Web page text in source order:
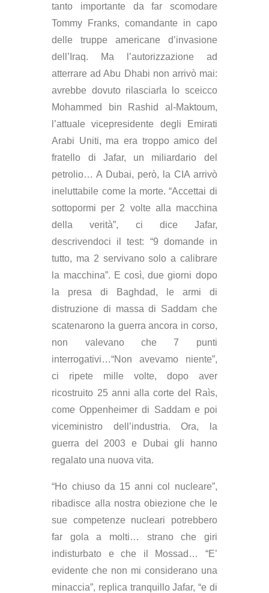
tanto importante da far scomodare
Tommy Franks, comandante in capo
delle truppe americane d’invasione
dell’Iraq. Ma l’autorizzazione ad
atterrare ad Abu Dhabi non arrivò mai:
avrebbe dovuto rilasciarla lo sceicco
Mohammed bin Rashid al-Maktoum,
l’attuale vicepresidente degli Emirati
Arabi Uniti, ma era troppo amico del
fratello di Jafar, un miliardario del
petrolio… A Dubai, però, la CIA arrivò
ineluttabile come la morte. “Accettai di
sottopormi per 2 volte alla macchina
della verità”, ci dice Jafar,
descrivendoci il test: “9 domande in
tutto, ma 2 servivano solo a calibrare
la macchina”. E così, due giorni dopo
la presa di Baghdad, le armi di
distruzione di massa di Saddam che
scatenarono la guerra ancora in corso,
non valevano che 7 punti
interrogativi…“Non avevamo niente”,
ci ripete mille volte, dopo aver
ricostruito 25 anni alla corte del Raìs,
come Oppenheimer di Saddam e poi
viceministro dell’industria. Ora, la
guerra del 2003 e Dubai gli hanno
regalato una nuova vita.
“Ho chiuso da 15 anni col nucleare”,
ribadisce alla nostra obiezione che le
sue competenze nucleari potrebbero
far gola a molti… strano che giri
indisturbato e che il Mossad… “E’
evidente che non mi considerano una
minaccia”, replica tranquillo Jafar, “e di